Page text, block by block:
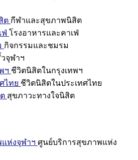
ต กีฬาและสุขภาพนิสิต
ฟ่ โรงอาหารและคาเฟ่
กิจกรรมและชมรม
จุฬาฯ
ฯ ชีวิตนิสิตในกรุงเทพฯ
ไทย ชีวิตนิสิตในประเทศไทย
สุขภาวะทางใจนิสิต
ห่งจุฬาฯ ศูนย์บริการสุขภาพแห่ง